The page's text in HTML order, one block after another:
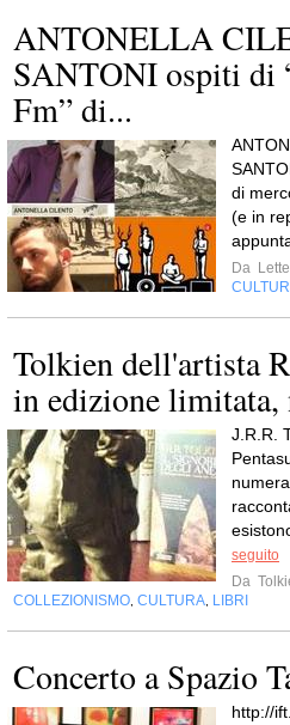
ANTONELLA
SANTONI ospiti di
Fm” di...
di
(e in
Da
Tolkien dell'artista
in edizione limitata,
J.R.R.
seguito
Da
COLLEZIONISMO CULTURA LIBRI
Concerto a Spazio
http://